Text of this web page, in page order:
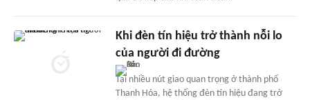
Khi đèn tín hiệu trở thành nỗi lo
của người đi đường
Tại nhiều nút giao quan trọng ở thành phố
Thanh Hóa, hệ thống đèn tín hiệu đang trở